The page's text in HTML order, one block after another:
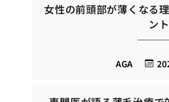
女性の前頭部が薄くなる
ント
AGA